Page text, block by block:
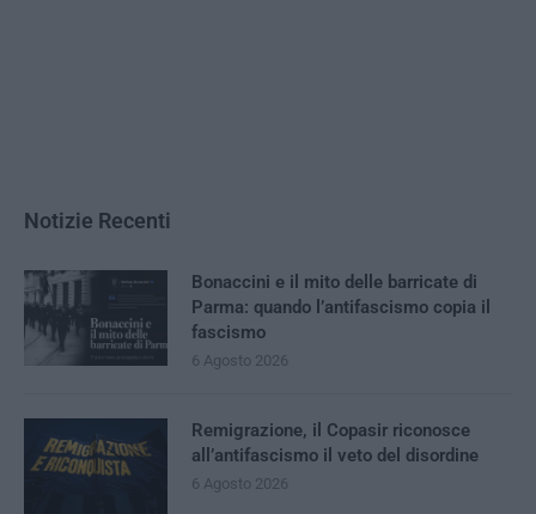
Notizie Recenti
Bonaccini e il mito delle barricate di
Parma: quando l’antifascismo copia il
fascismo
6 Agosto 2026
Remigrazione, il Copasir riconosce
all’antifascismo il veto del disordine
6 Agosto 2026